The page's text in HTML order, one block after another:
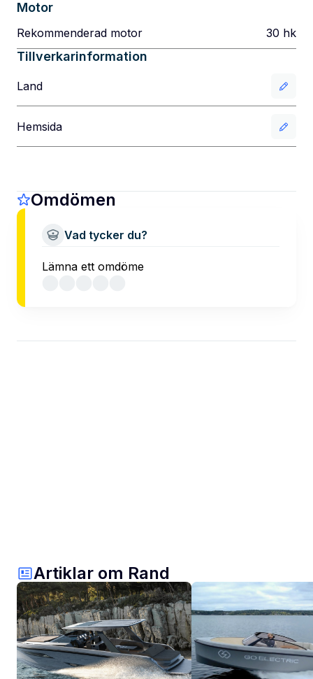
Motor
Rekommenderad motor 30 hk
Tillverkarinformation
Land
Hemsida
Omdömen
Vad tycker du?
Lämna ett omdöme
Artiklar om Rand